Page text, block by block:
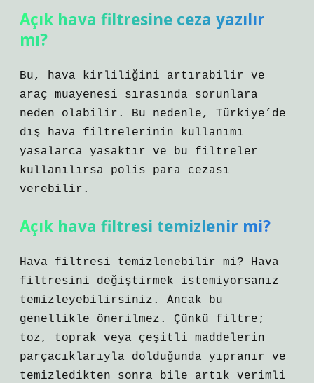
Açık hava filtresine ceza yazılır
mı?
Bu, hava kirliliğini artırabilir ve
araç muayenesi sırasında sorunlara
neden olabilir. Bu nedenle, Türkiye’de
dış hava filtrelerinin kullanımı
yasalarca yasaktır ve bu filtreler
kullanılırsa polis para cezası
verebilir.
Açık hava filtresi temizlenir mi?
Hava filtresi temizlenebilir mi? Hava
filtresini değiştirmek istemiyorsanız
temizleyebilirsiniz. Ancak bu
genellikle önerilmez. Çünkü filtre;
toz, toprak veya çeşitli maddelerin
parçacıklarıyla dolduğunda yıpranır ve
temizledikten sonra bile artık verimli